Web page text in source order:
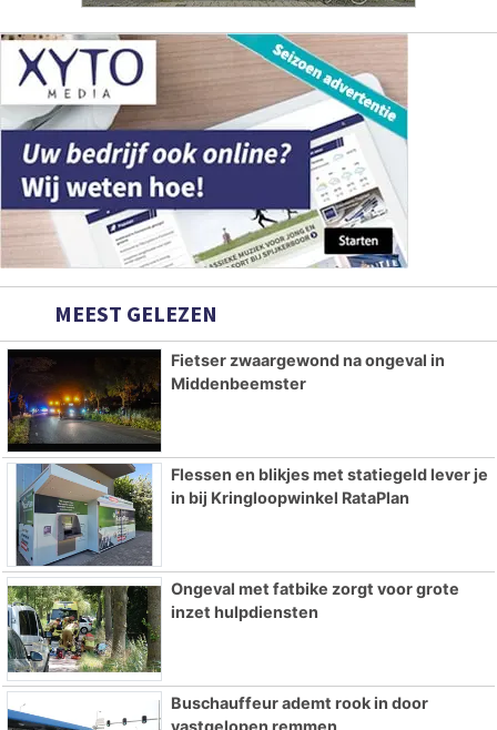
MEEST GELEZEN
Fietser zwaargewond na ongeval in
Middenbeemster
Flessen en blikjes met statiegeld lever je
in bij Kringloopwinkel RataPlan
Ongeval met fatbike zorgt voor grote
inzet hulpdiensten
Buschauffeur ademt rook in door
vastgelopen remmen